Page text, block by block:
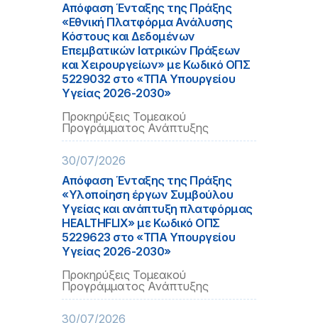
Απόφαση Ένταξης της Πράξης
«Εθνική Πλατφόρμα Ανάλυσης
Κόστους και Δεδομένων
Επεμβατικών Ιατρικών Πράξεων
και Χειρουργείων» με Κωδικό ΟΠΣ
5229032 στο «ΤΠΑ Υπουργείου
Υγείας 2026-2030»
Προκηρύξεις Τομεακού
Προγράμματος Ανάπτυξης
30/07/2026
Απόφαση Ένταξης της Πράξης
«Υλοποίηση έργων Συμβούλου
Υγείας και ανάπτυξη πλατφόρμας
HEALTHFLIX» με Κωδικό ΟΠΣ
5229623 στο «ΤΠΑ Υπουργείου
Υγείας 2026-2030»
Προκηρύξεις Τομεακού
Προγράμματος Ανάπτυξης
30/07/2026